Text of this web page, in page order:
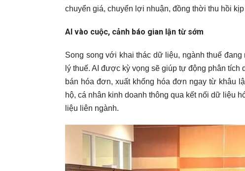
chuyển giá, chuyển lợi nhuận, đồng thời thu hồi
AI vào cuộc, cảnh báo gian lận từ sớm
Song song với khai thác dữ liệu, ngành thuế
lý thuế. AI được kỳ vọng sẽ giúp tự động phân
bán hóa đơn, xuất khống hóa đơn ngay từ khâu
hộ, cá nhân kinh doanh thông qua kết nối dữ liệu
liệu liên ngành.